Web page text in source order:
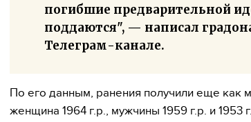
погибшие предварительной
поддаются", — написал
Телеграм-канале.
По его данным, ранения получили еще как
женщина 1964 г.р., мужчины 1959 г.р. и 1953